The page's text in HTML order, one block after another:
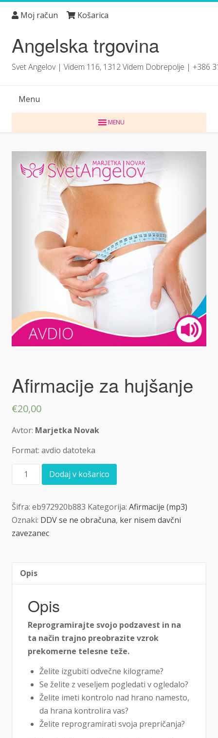
Moj račun Košarica
Angelska trgovina
Svet Angelov | Videm 116, 1312 Videm Dobrepolje | +386
Menu
Afirmacije za hujšanje
€20,00
Avtor: Marjetka Novak
Format: avdio datoteka
Dodaj v košarico
Šifra: eb972920b883 Kategorija: Afirmacije (mp3)
Oznaki: DDV se ne obračuna, ker nisem davčni
zavezanec
Opis
Opis
Reprogramirajte svojo podzavest in na
ta način trajno preobrazite vzrok
prekomerne telesne teže.
Želite izgubiti odvečne kilograme?
Se želite z veseljem pogledati v ogledalo?
Želite imeti kontrolo nad hrano namesto,
da hrana kontrolira vas?
Želite reprogramirati svoja prepričanja?